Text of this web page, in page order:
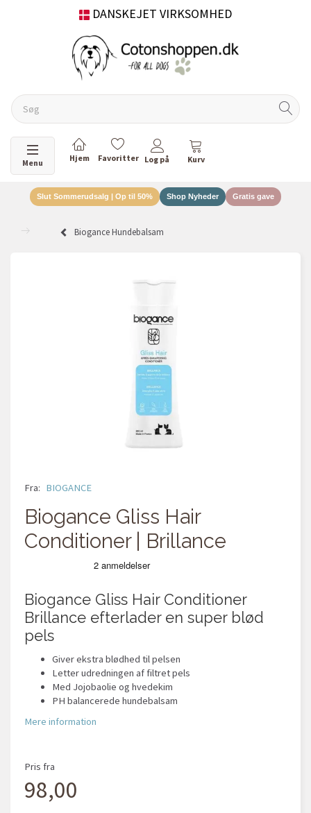
DANSKEJET VIRKSOMHED
Skifte navigation
Menu
Slut Sommerudsalg | Op til 50% Shop Nyheder Gratis gave
Biogance Hundebalsam
Fra: BIOGANCE
Biogance Gliss Hair
Conditioner | Brillance
Biogance Gliss Hair Conditioner
Brillance efterlader en super blød
pels
Giver ekstra blødhed til pelsen
Letter udredningen af filtret pels
Med Jojobaolie og hvedekim
PH balancerede hundebalsam
Mere information
Pris fra
98,00